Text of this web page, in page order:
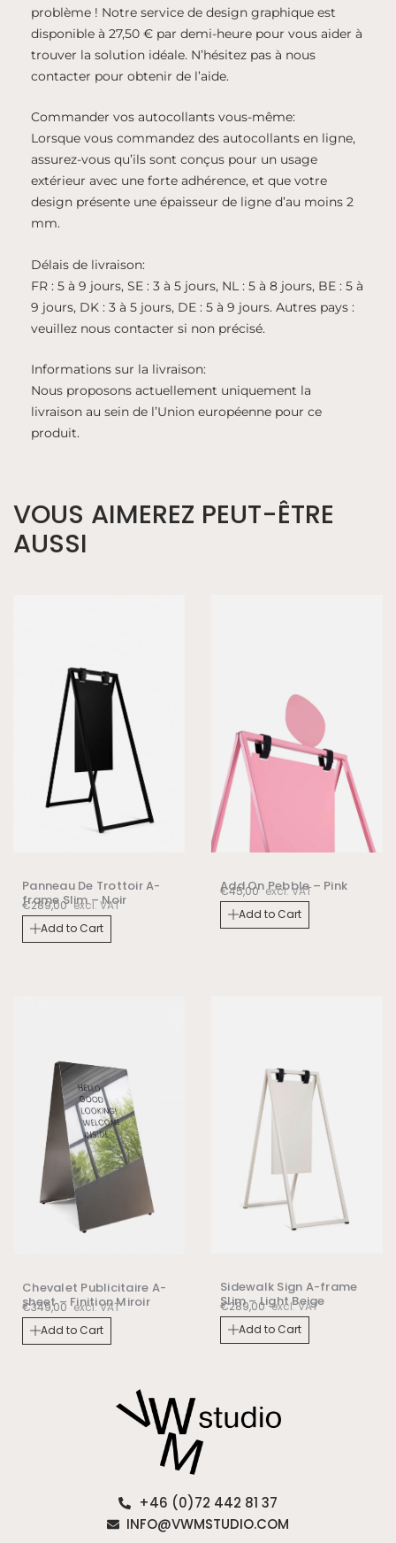
problème ! Notre service de design graphique est
disponible à 27,50 € par demi-heure pour vous aider à
trouver la solution idéale. N’hésitez pas à nous
contacter pour obtenir de l’aide.
Commander vos autocollants vous-même:
Lorsque vous commandez des autocollants en ligne,
assurez-vous qu’ils sont conçus pour un usage
extérieur avec une forte adhérence, et que votre
design présente une épaisseur de ligne d’au moins 2
mm.
Délais de livraison:
FR : 5 à 9 jours, SE : 3 à 5 jours, NL : 5 à 8 jours, BE : 5 à
9 jours, DK : 3 à 5 jours, DE : 5 à 9 jours. Autres pays :
veuillez nous contacter si non précisé.
Informations sur la livraison:
Nous proposons actuellement uniquement la
livraison au sein de l’Union européenne pour ce
produit.
VOUS AIMEREZ PEUT-ÊTRE
AUSSI
Panneau De Trottoir A-
frame Slim – Noir
€289,00 excl. VAT
Add to Cart
Add On Pebble – Pink
€45,00 excl. VAT
Add to Cart
Chevalet Publicitaire A-
sheet – Finition Miroir
€349,00 excl. VAT
Add to Cart
Sidewalk Sign A-frame
Slim – Light Beige
€289,00 excl. VAT
Add to Cart
+46 (0)72 442 81 37
INFO@VWMSTUDIO.COM